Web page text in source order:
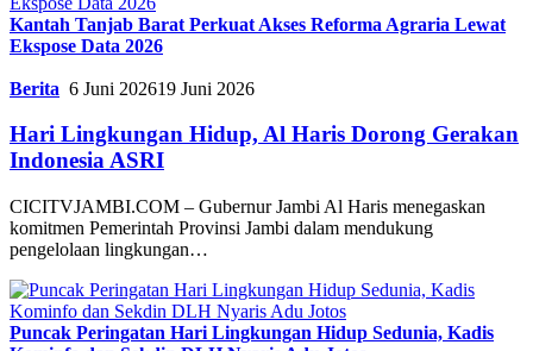
Kantah Tanjab Barat Perkuat Akses Reforma Agraria Lewat
Ekspose Data 2026
Berita 6 Juni 202619 Juni 2026
Hari Lingkungan Hidup, Al Haris Dorong Gerakan
Indonesia ASRI
CICITVJAMBI.COM – Gubernur Jambi Al Haris menegaskan
komitmen Pemerintah Provinsi Jambi dalam mendukung
pengelolaan lingkungan…
Puncak Peringatan Hari Lingkungan Hidup Sedunia, Kadis